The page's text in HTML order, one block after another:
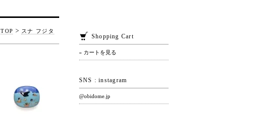
TOP > スナ フジタ
Shopping Cart
» カートを見る
SNS : instagram
@obidome.jp